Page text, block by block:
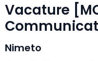
Vacature
Nimeto